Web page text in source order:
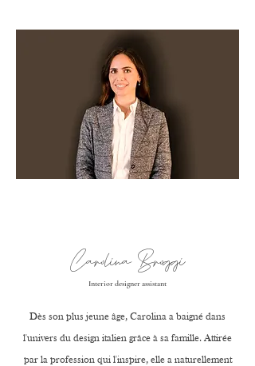
Carolina Broggi
Interior designer assistant
Dès son plus jeune âge, Carolina a baigné dans
l'univers du design italien grâce à sa famille. Attirée
par la profession qui l'inspire, elle a naturellement